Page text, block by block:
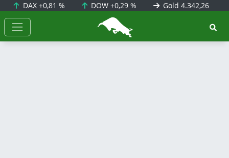
DAX +0,81 % DOW+0,29 % Gold 4.342,26
BörsenNEWS.de